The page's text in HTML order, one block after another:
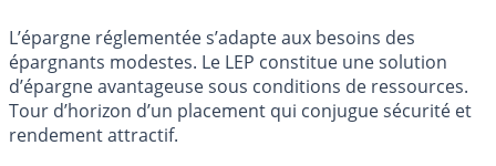
L’épargne réglementée s’adapte aux besoins des
épargnants modestes. Le LEP constitue une solution
d’épargne avantageuse sous conditions de ressources.
Tour d’horizon d’un placement qui conjugue sécurité et
rendement attractif.